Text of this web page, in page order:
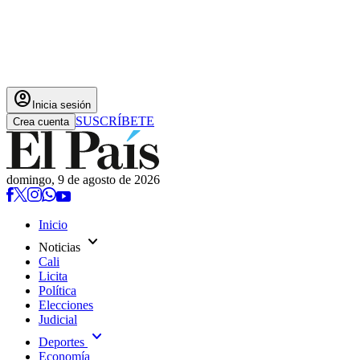
account_circle Inicia sesión
Crea cuenta SUSCRÍBETE
domingo, 9 de agosto de 2026
Inicio
Noticias expand_more
Cali
Licita
Política
Elecciones
Judicial
Deportes expand_more
Economía